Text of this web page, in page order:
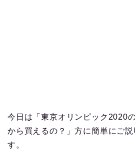
今日は「東京オリンピック2020
から買えるの？」方に簡単にご説
す。